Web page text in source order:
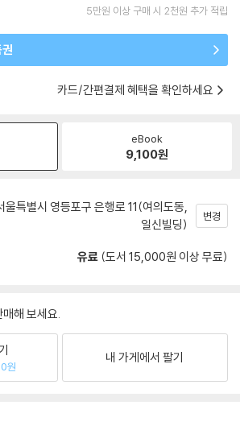
5만원 이상 구매 시 2천원 추가 적립
카드/간편결제 혜택을 확인하세요
eBook
9,100원
울특별시 영등포구 은행로 11(여의도동,
일신빌딩)
변경
유료 (도서 15,000원 이상 무료)
해 보세요.
원
내 가게에서 팔기